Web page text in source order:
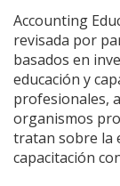
Accounting
revisada por
basados en
educación y
profesionales,
organismos
tratan sobre la
capacitación